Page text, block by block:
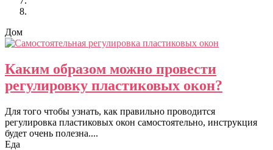
Дом
Каким образом можно провести
регулировку пластиковых окон?
Для того чтобы узнать, как правильно проводится
регулировка пластиковых окон самостоятельно, инструкция
будет очень полезна....
Еда